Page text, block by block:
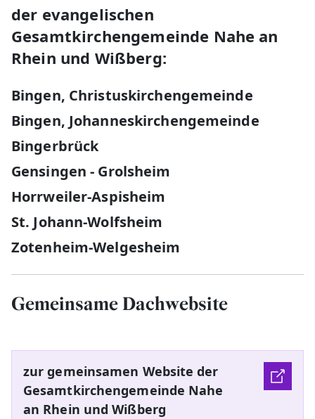
der evangelischen
Gesamtkirchengemeinde Nahe an
Rhein und Wißberg:
Bingen, Christuskirchengemeinde
Bingen, Johanneskirchengemeinde
Bingerbrück
Gensingen - Grolsheim
Horrweiler-Aspisheim
St. Johann-Wolfsheim
Zotenheim-Welgesheim
Gemeinsame Dachwebsite
zur gemeinsamen Website der
Gesamtkirchengemeinde Nahe
an Rhein und Wißberg